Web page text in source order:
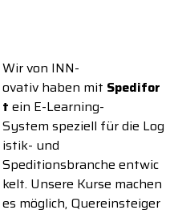
Wir von INN-
ovativ haben mit Spedifor
t ein E-Learning-
System speziell fürdie Log
istik- und
Speditionsbranche entwic
kelt. Unsere Kurse machen
es möglich, Quereinsteiger